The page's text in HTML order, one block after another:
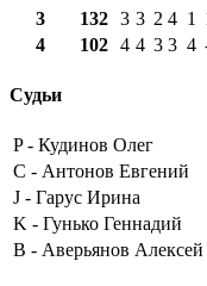
3
132 3 3 2 4 1
4
102 4 4 3 3 4
Судьи
P - Кудинов Олег
C - Антонов Евгений
J - Гарус Ирина
K - Гунько Геннадий
B - Аверьянов Алексей